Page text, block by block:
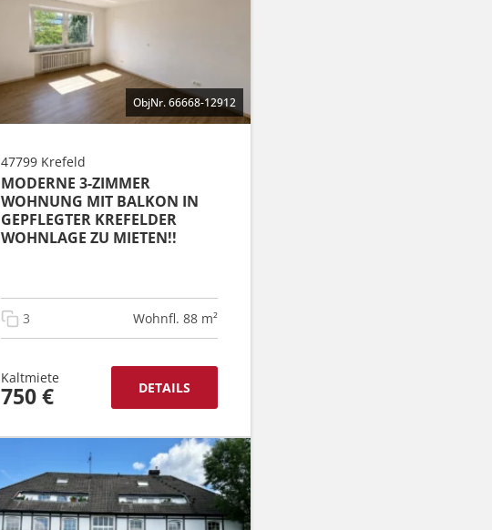
ObjNr. 66668-12912
47799 Krefeld
MODERNE 3-ZIMMER
WOHNUNG MIT BALKON IN
GEPFLEGTER KREFELDER
WOHNLAGE ZU MIETEN!!
3 Wohnfl. 88 m²
Kaltmiete
750 € DETAILS